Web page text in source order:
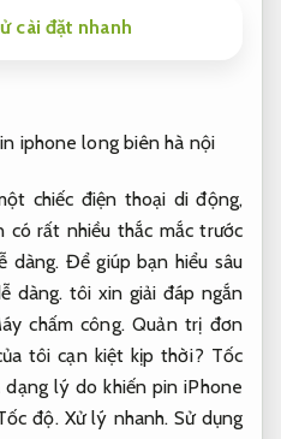
cài đặt nhanh
chiếc điện thoại di động,
có rất nhiều thắc mắc trước
dàng. Để giúp bạn hiểu sâu
dàng. tôi xin giải đáp ngắn
chấm công. Quản trị đơn
tôi cạn kiệt kịp thời? Tốc
dạng lý do khiến pin iPhone
độ. Xử lý nhanh. Sử dụng